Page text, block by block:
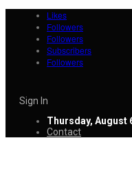
Likes
Followers
Followers
Subscribers
Followers
Sign In
Thursday, August
Contact